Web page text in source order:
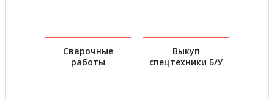
Сварочные
работы
Выкуп
спецтехники Б/У